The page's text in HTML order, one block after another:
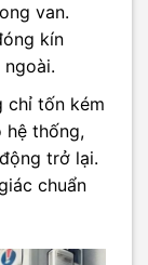
van.
kín
chỉ tốn kém
hệ thống,
trở lại.
chuẩn